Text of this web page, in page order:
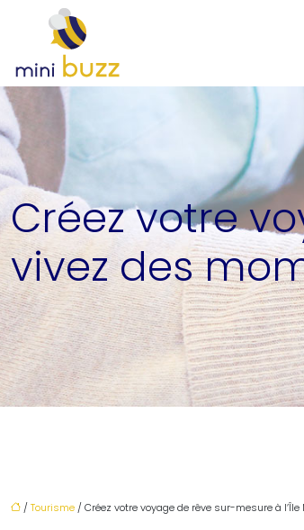
Créez votre
vivez des
/Tourisme / Créez votre voyage de rêve sur-mesure à